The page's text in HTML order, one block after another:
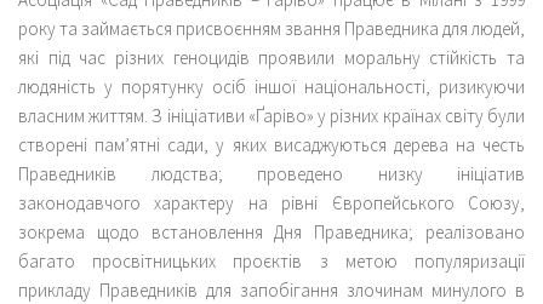
року та займається присвоєнням звання Праведника для людей,
які під час різних геноцидів проявили моральну стійкість та
людяність у порятунку осіб іншої національності, ризикуючи
власним життям. З ініціативи «Ґаріво» у різних країнах світу були
створені пам’ятні сади, у яких висаджуються дерева на честь
Праведників людства; проведено низку ініціатив
законодавчого характеру на рівні Європейського Союзу,
зокрема щодо встановлення Дня Праведника; реалізовано
багато просвітницьких проєктів з метою популяризації
прикладу Праведників для запобігання злочинам минулого в